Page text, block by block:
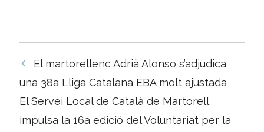
Navegació
per
El martorellenc Adrià Alonso s’adjudica
una 38a Lliga Catalana EBA molt ajustada
El Servei Local de Català de Martorell
impulsa la 16a edició del Voluntariat per la